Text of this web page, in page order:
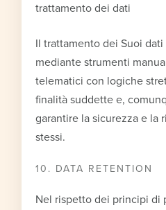
trattamento dei dati
Il trattamento dei Suoi
mediante strumenti
telematici con logiche
finalità suddette e,
garantire la sicurezza e la
stessi.
10. DATA RETENTION
Nel rispetto dei principi di